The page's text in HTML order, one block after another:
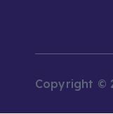
Copyright ©